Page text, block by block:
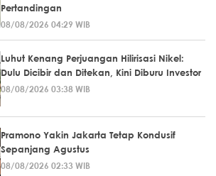
Pertandingan
08/08/2026 04:29 WIB
Luhut Kenang Perjuangan Hilirisasi Nikel:
Dulu Dicibir dan Ditekan, Kini Diburu Investor
08/08/2026 03:38 WIB
Pramono Yakin Jakarta Tetap Kondusif
Sepanjang Agustus
08/08/2026 02:33 WIB